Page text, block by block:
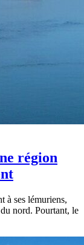
région
à ses lémuriens,
nord. Pourtant, le